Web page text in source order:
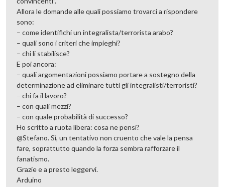
Allora le domande alle quali possiamo trovarci a rispondere
sono:
– come identifichi un integralista/terrorista arabo?
– quali sono i criteri che impieghi?
– chi li stabilisce?
E poi ancora:
– quali argomentazioni possiamo portare a sostegno della
determinazione ad eliminare tutti gli integralisti/terroristi?
– chi fa il lavoro?
– con quali mezzi?
– con quale probabilità di successo?
Ho scritto a ruota libera: cosa ne pensi?
@Stefano. Sì, un tentativo non cruento che vale la pensa
fare, soprattutto quando la forza sembra rafforzare il
fanatismo.
Grazie e a presto leggervi.
Arduino